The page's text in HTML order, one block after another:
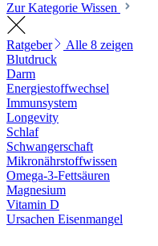
Zur Kategorie Wissen
Ratgeber
Alle 8 zeigen
Blutdruck
Darm
Energiestoffwechsel
Immunsystem
Longevity
Schlaf
Schwangerschaft
Mikronährstoffwissen
Omega-3-Fettsäuren
Magnesium
Vitamin D
Ursachen Eisenmangel